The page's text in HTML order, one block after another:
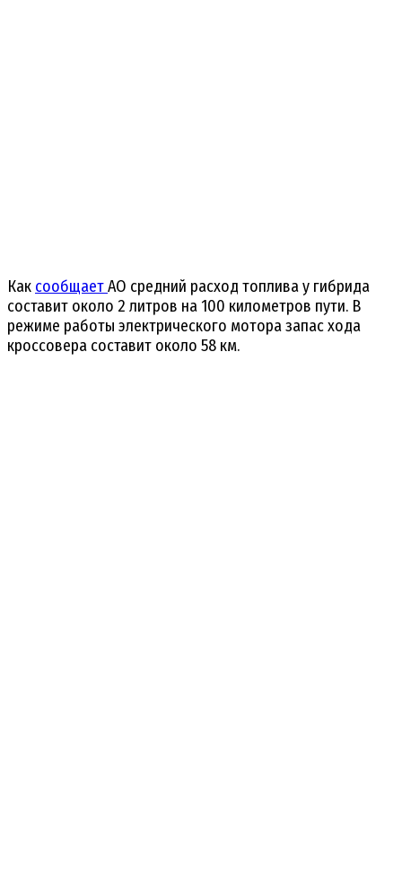
Как сообщаетАО средний расход топлива у гибрида
составит около 2 литров на 100 километров пути. В
режиме работы электрического мотора запас хода
кроссовера составит около 58 км.